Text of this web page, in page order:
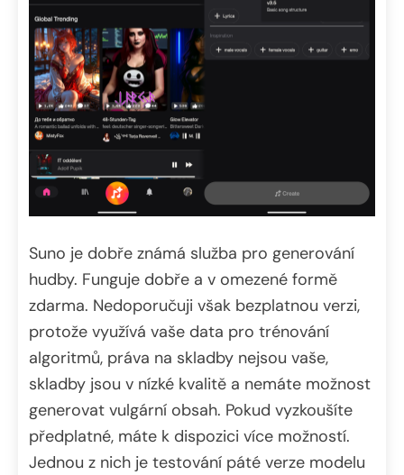
Suno je dobře známá služba pro generování
hudby. Funguje dobře a v omezené formě
zdarma. Nedoporučuji však bezplatnou verzi,
protože využívá vaše data pro trénování
algoritmů, práva na skladby nejsou vaše,
skladby jsou v nízké kvalitě a nemáte možnost
generovat vulgární obsah. Pokud vyzkoušíte
předplatné, máte k dispozici více možností.
Jednou z nich je testování páté verze modelu